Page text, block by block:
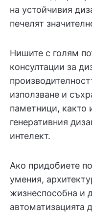
на устойчивия
печелят
Нишите с голям
консултации за
използване и
паметници, както
генеративния
интелект.
Ако придобиете
умения,
жизнеспособна и
автоматизацията